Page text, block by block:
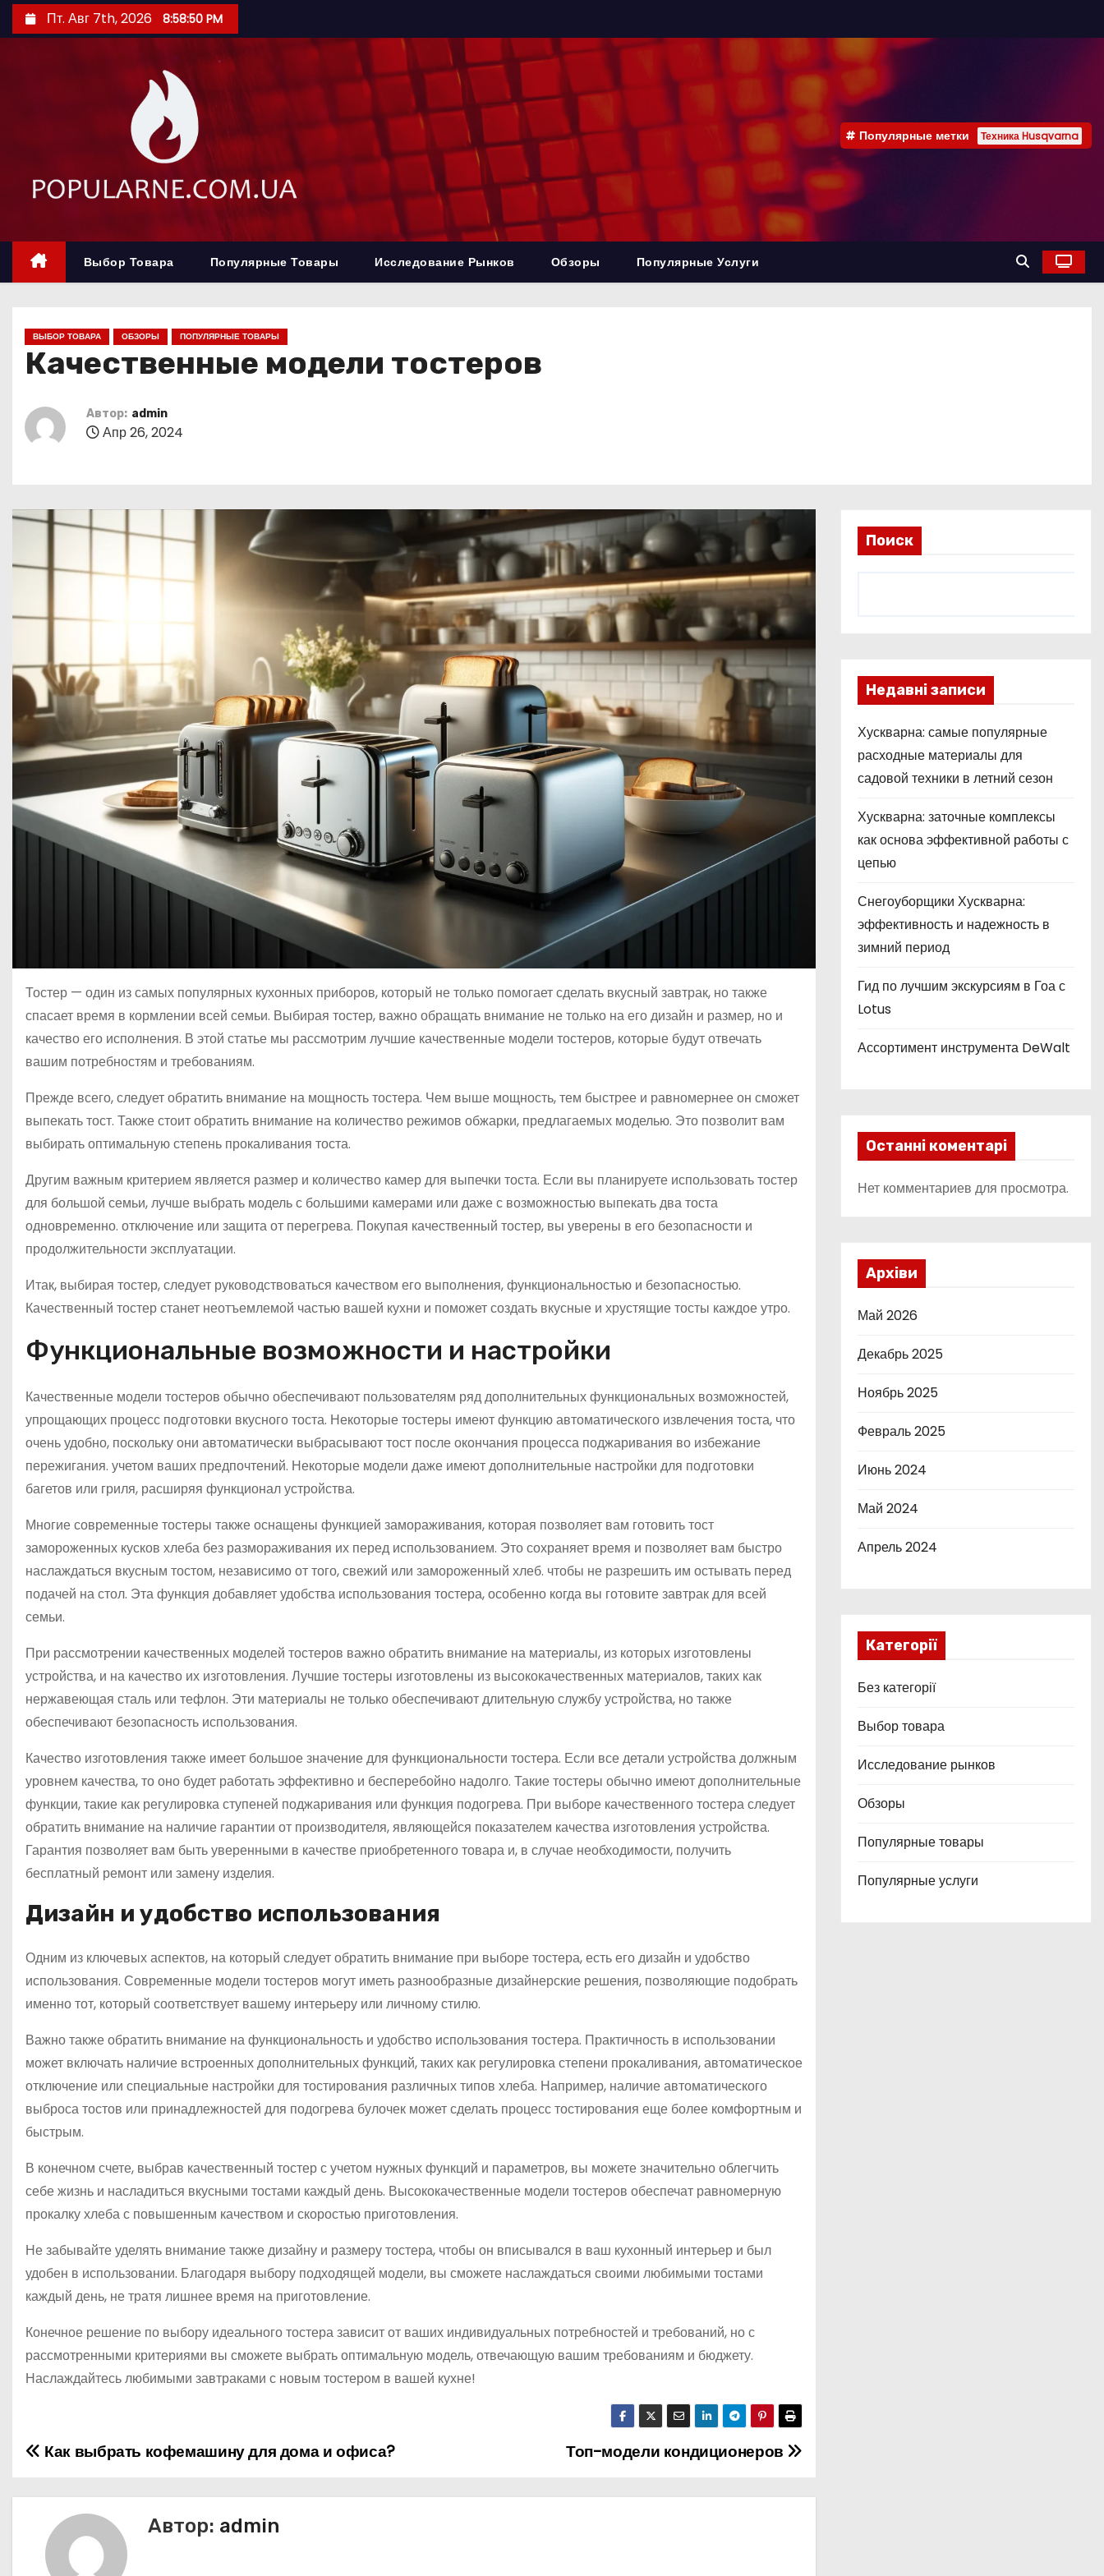
е
д
р
Пт. Авг 7th, 2026 8:58:52 PM
Популярные метки Техника Husqvarna
Выбор Товара Популярные Товары Исследование Рынков Обзоры Популярные Услуги
ВЫБОР ТОВАРА ОБЗОРЫ ПОПУЛЯРНЫЕ ТОВАРЫ
Качественные модели тостеров
Автор: admin
Апр 26, 2024
Тостер — один из самых популярных кухонных приборов, который не только помогает сделать вкусный завтрак, но также
спасает время в кормлении всей семьи. Выбирая тостер, важно обращать внимание не только на его дизайн и размер, но и
качество его исполнения. В этой статье мы рассмотрим лучшие качественные модели тостеров, которые будут отвечать
вашим потребностям и требованиям.
Прежде всего, следует обратить внимание на мощность тостера. Чем выше мощность, тем быстрее и равномернее он сможет
выпекать тост. Также стоит обратить внимание на количество режимов обжарки, предлагаемых моделью. Это позволит вам
выбирать оптимальную степень прокаливания тоста.
Другим важным критерием является размер и количество камер для выпечки тоста. Если вы планируете использовать тостер
для большой семьи, лучше выбрать модель с большими камерами или даже с возможностью выпекать два тоста
одновременно. отключение или защита от перегрева. Покупая качественный тостер, вы уверены в его безопасности и
продолжительности эксплуатации.
Итак, выбирая тостер, следует руководствоваться качеством его выполнения, функциональностью и безопасностью.
Качественный тостер станет неотъемлемой частью вашей кухни и поможет создать вкусные и хрустящие тосты каждое утро.
Функциональные возможности и настройки
Качественные модели тостеров обычно обеспечивают пользователям ряд дополнительных функциональных возможностей,
упрощающих процесс подготовки вкусного тоста. Некоторые тостеры имеют функцию автоматического извлечения тоста, что
очень удобно, поскольку они автоматически выбрасывают тост после окончания процесса поджаривания во избежание
пережигания. учетом ваших предпочтений. Некоторые модели даже имеют дополнительные настройки для подготовки
багетов или гриля, расширяя функционал устройства.
Многие современные тостеры также оснащены функцией замораживания, которая позволяет вам готовить тост
замороженных кусков хлеба без размораживания их перед использованием. Это сохраняет время и позволяет вам быстро
наслаждаться вкусным тостом, независимо от того, свежий или замороженный хлеб. чтобы не разрешить им остывать перед
подачей на стол. Эта функция добавляет удобства использования тостера, особенно когда вы готовите завтрак для всей
семьи.
При рассмотрении качественных моделей тостеров важно обратить внимание на материалы, из которых изготовлены
устройства, и на качество их изготовления. Лучшие тостеры изготовлены из высококачественных материалов, таких как
нержавеющая сталь или тефлон. Эти материалы не только обеспечивают длительную службу устройства, но также
обеспечивают безопасность использования.
Качество изготовления также имеет большое значение для функциональности тостера. Если все детали устройства должным
уровнем качества, то оно будет работать эффективно и бесперебойно надолго. Такие тостеры обычно имеют дополнительные
функции, такие как регулировка ступеней поджаривания или функция подогрева. При выборе качественного тостера следует
обратить внимание на наличие гарантии от производителя, являющейся показателем качества изготовления устройства.
Гарантия позволяет вам быть уверенными в качестве приобретенного товара и, в случае необходимости, получить
бесплатный ремонт или замену изделия.
Дизайн и удобство использования
Одним из ключевых аспектов, на который следует обратить внимание при выборе тостера, есть его дизайн и удобство
использования. Современные модели тостеров могут иметь разнообразные дизайнерские решения, позволяющие подобрать
именно тот, который соответствует вашему интерьеру или личному стилю.
Важно также обратить внимание на функциональность и удобство использования тостера. Практичность в использовании
может включать наличие встроенных дополнительных функций, таких как регулировка степени прокаливания, автоматическое
отключение или специальные настройки для тостирования различных типов хлеба. Например, наличие автоматического
выброса тостов или принадлежностей для подогрева булочек может сделать процесс тостирования еще более комфортным и
быстрым.
В конечном счете, выбрав качественный тостер с учетом нужных функций и параметров, вы можете значительно облегчить
себе жизнь и насладиться вкусными тостами каждый день. Высококачественные модели тостеров обеспечат равномерную
прокалку хлеба с повышенным качеством и скоростью приготовления.
Не забывайте уделять внимание также дизайну и размеру тостера, чтобы он вписывался в ваш кухонный интерьер и был
удобен в использовании. Благодаря выбору подходящей модели, вы сможете наслаждаться своими любимыми тостами
каждый день, не тратя лишнее время на приготовление.
Конечное решение по выбору идеального тостера зависит от ваших индивидуальных потребностей и требований, но с
рассмотренными критериями вы сможете выбрать оптимальную модель, отвечающую вашим требованиям и бюджету.
Наслаждайтесь любимыми завтраками с новым тостером в вашей кухне!
Н
а
Топ-модели кондиционеров
Как выбрать кофемашину для дома и офиса?
Автор: admin
Поиск
Недавні записи
Хускварна: самые популярные
расходные материалы для
садовой техники в летний сезон
Хускварна: заточные комплексы
как основа эффективной работы с
цепью
Снегоуборщики Хускварна:
эффективность и надежность в
зимний период
Гид по лучшим экскурсиям в Гоа с
Lotus
Ассортимент инструмента DeWalt
Останні коментарі
Нет комментариев для просмотра.
Архіви
Май 2026
Декабрь 2025
Ноябрь 2025
Февраль 2025
Июнь 2024
Май 2024
Апрель 2024
Категорії
Без категорії
Выбор товара
Исследование рынков
Обзоры
Популярные товары
Популярные услуги